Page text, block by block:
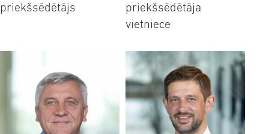
priekšsēdētājs
priekšsēdētāja
vietniece